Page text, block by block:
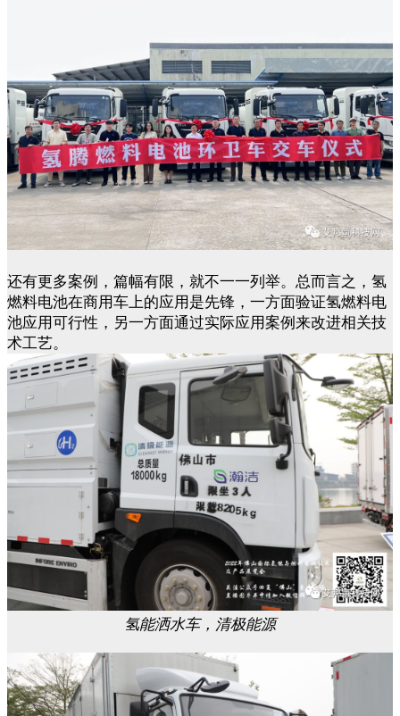
还有更多案例，篇幅有限，就不一一列举。总而言之，氢
燃料电池在商用车上的应用是先锋，一方面验证氢燃料电
池应用可行性，另一方面通过实际应用案例来改进相关技
术工艺。
氢能洒水车，清极能源